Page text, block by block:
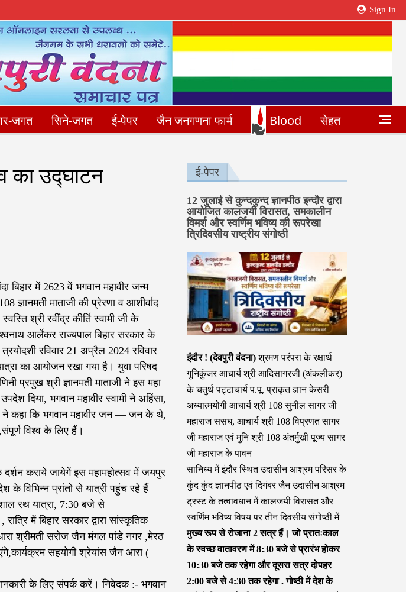
Sign In
जगत सिने-जगत ई-पेपर जैन जनगणना फार्म Blood
सेहत
का उद्घाटन
बिहार में 2623 वें भगवान महावीर जन्म
ज्ञानमती माताजी की प्रेरणा व आशीर्वाद
श्री रवींद्र कीर्ति स्वामी जी के
आर्लेकर राज्यपाल बिहार सरकार के
रविवार 21 अप्रैल 2024 रविवार
का आयोजन रखा गया है। युवा परिषद
प्रमुख श्री ज्ञानमती माताजी ने इस महा
दिया, भगवान महावीर स्वामी ने अहिंसा,
ने कहा कि भगवान महावीर जन — जन के थे,
विश्व के लिए हैं।
दर्शन कराये जायेगें इस महामहोत्सव में जयपुर
के विभिन्न प्रांतो से यात्री पहुंच रहे हैं
रथ यात्रा, 7:30 बजे से
में बिहार सरकार द्वारा सांस्कृतिक
श्रीमती सरोज जैन मंगल पांडे नगर ,मेरठ
सहयोगी श्रेयांस जैन आरा (
के लिए संपर्क करें। निवेदक :- भगवान
ई-पेपर
12 जुलाई से कुन्दकुन्द ज्ञानपीठ इन्दौर द्वारा
आयोजित कालजयी विरासत, समकालीन
विमर्श और स्वर्णिम भविष्य की रूपरेखा
त्रिदिवसीय राष्ट्रीय संगोष्ठी
इंदौर ! (देवपुरी वंदना)श्रमण परंपरा के रक्षार्थ
गुनिकुंजर आचार्य श्री आदिसागरजी (अंकलीकर)
के चतुर्थ पट्टाचार्य प.पू. प्राकृत ज्ञान केसरी
अध्यात्मयोगी आचार्य श्री 108 सुनील सागर जी
महाराज ससघ, आचार्य श्री 108 विप्रणत सागर
जी महाराज एवं मुनि श्री 108 अंतर्मुखी पूज्य सागर
जी महाराज के पावन
सानिध्य में इंदौर स्थित उदासीन आश्रम परिसर के
कुंद कुंद ज्ञानपीठ एवं दिगंबर जैन उदासीन आश्रम
ट्रस्ट के तत्वावधान में कालजयी विरासत और
स्वर्णिम भविष्य विषय पर तीन दिवसीय संगोष्ठी में
मुख्य रूप से रोजाना 2 सत्र हैं। जो प्रातःकाल
के स्वच्छ वातावरण में 8:30 बजे से प्रारंभ होकर
10:30 बजे तक रहेगा और दूसरा सत्र दोपहर
2:00 बजे से 4:30 तक रहेगा . गोष्ठी में देश के